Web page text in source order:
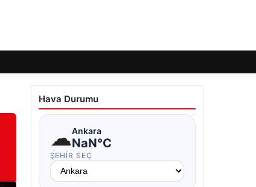
Hava Durumu
☁Ankara
NaN°C
ŞEHIR SEÇ